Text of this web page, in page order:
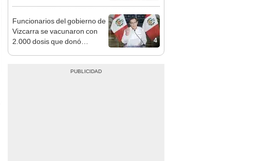
4
Funcionarios del gobierno de
Vizcarra se vacunaron con
2.000 dosis que donó